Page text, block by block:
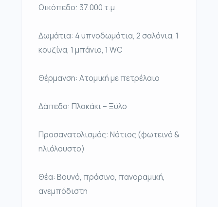
Οικόπεδο: 37.000 τ.μ.
Δωμάτια: 4 υπνοδωμάτια, 2 σαλόνια, 1
κουζίνα, 1 μπάνιο, 1 WC
Θέρμανση: Ατομική με πετρέλαιο
Δάπεδα: Πλακάκι – Ξύλο
Προσανατολισμός: Νότιος (φωτεινό &
ηλιόλουστο)
Θέα: Βουνό, πράσινο, πανοραμική,
ανεμπόδιστη